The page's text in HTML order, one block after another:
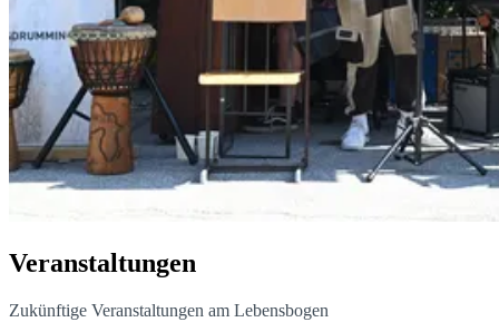
Veranstaltungen
Zukünftige Veranstaltungen am Lebensbogen